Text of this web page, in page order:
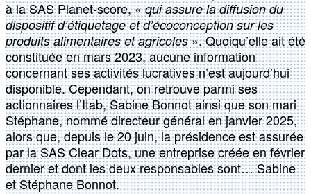
à la SAS Planet-score, «qui assure la diffusion du
dispositif d’étiquetage et d’écoconception sur les
produits alimentaires et agricoles». Quoiqu’elle ait été
constituée en mars 2023, aucune information
concernant ses activités lucratives n’est aujourd’hui
disponible. Cependant, on retrouve parmi ses
actionnaires l’Itab, Sabine Bonnot ainsi que son mari
Stéphane, nommé directeur général en janvier 2025,
alors que, depuis le 20 juin, la présidence est assurée
par la SAS Clear Dots, une entreprise créée en février
dernier et dont les deux responsables sont… Sabine
et Stéphane Bonnot.